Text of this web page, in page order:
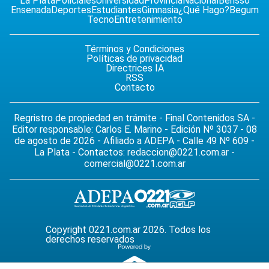
EnsenadaDeportesEstudiantesGimnasia¿Qué Hago?Begum
TecnoEntretenimiento
Términos y Condiciones
Políticas de privacidad
Directrices IA
RSS
Contacto
Regristro de propiedad en trámite - Final Contenidos SA -
Editor responsable: Carlos E. Marino - Edición Nº 3037 - 08
de agosto de 2026 - Afiliado a ADEPA - Calle 49 Nº 609 -
La Plata - Contactos: redaccion@0221.com.ar -
comercial@0221.com.ar
Copyright 0221.com.ar 2026. Todos los
derechos reservados